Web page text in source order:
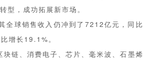
，成功拓展新市场。
全球销售收入仍冲到了7212亿元，同比
增长19.1%。
链、消费电子、芯片、毫米波、石墨烯